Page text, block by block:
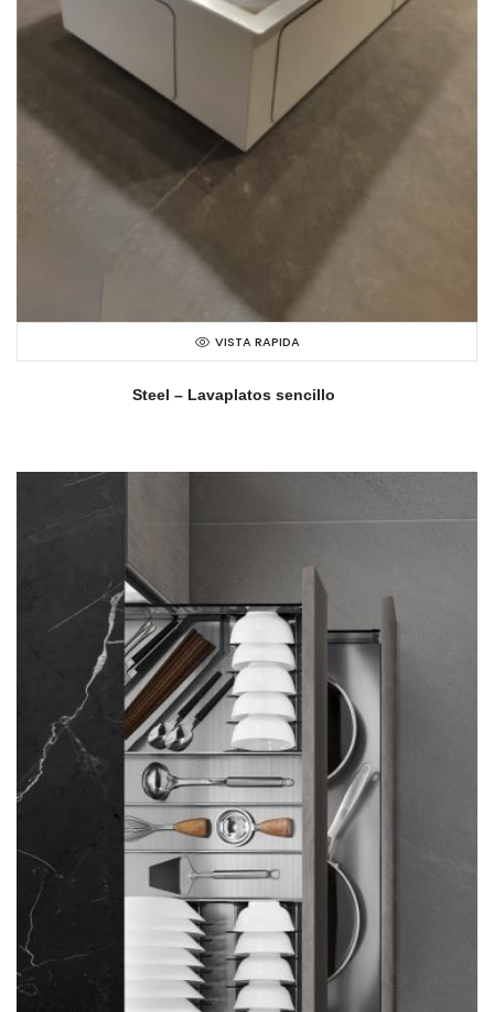
VISTA RAPIDA
Steel – Lavaplatos sencillo